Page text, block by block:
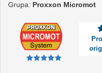
Grupa: Proxxon Micromot